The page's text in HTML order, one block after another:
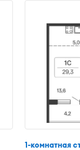
1-комнатная